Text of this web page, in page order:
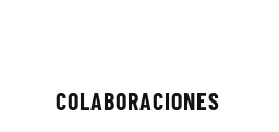
COLABORACIONES